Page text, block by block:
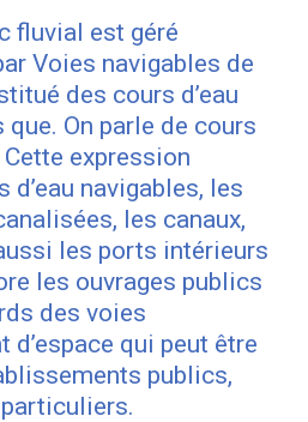
fluvial est géré
Voies navigables de
des cours d’eau
que. On parle de cours
Cette expression
d’eau navigables, les
les canaux,
les ports intérieurs
les ouvrages publics
des voies
d’espace qui peut être
publics,